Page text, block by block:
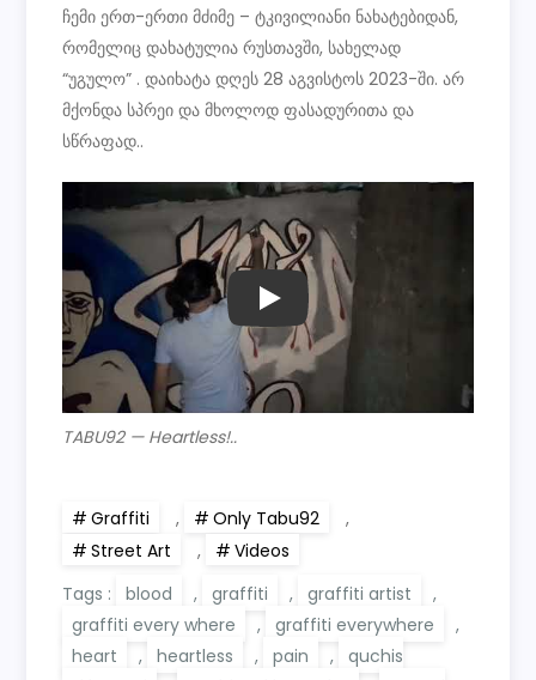
ჩემი ერთ-ერთი მძიმე – ტკივილიანი ნახატებიდან,
რომელიც დახატულია რუსთავში, სახელად
“უგულო” . დაიხატა დღეს 28 აგვისტოს 2023-ში. არ
მქონდა სპრეი და მხოლოდ ფასადურითა და
სწრაფად..
PLAY
TABU92 — Heartless!..
Graffiti , Only Tabu92
,
Street Art
,
Videos
Tags :
blood , graffiti , graffiti artist
,
graffiti every where
, graffiti everywhere
,
heart
, heartless , pain ,
quchis